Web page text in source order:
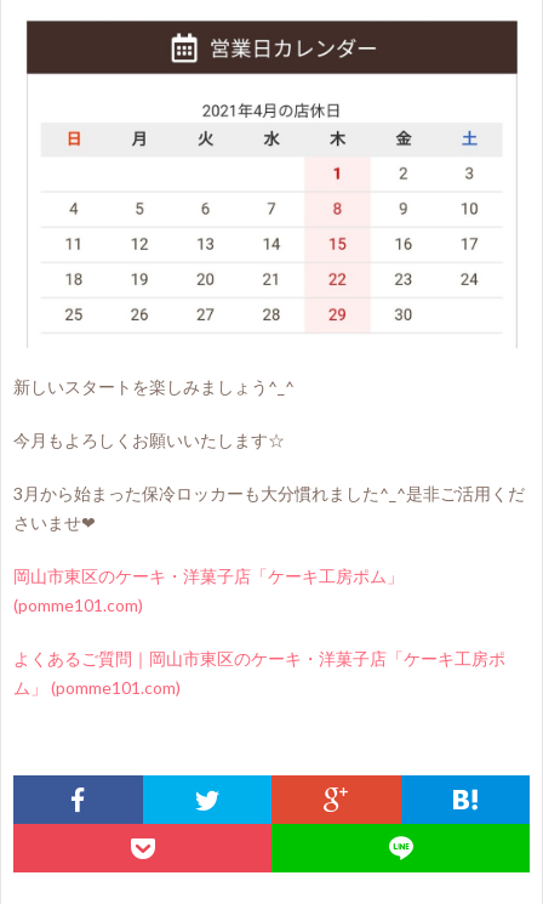
新しいスタートを楽しみましょう^_^
今月もよろしくお願いいたします☆
3月から始まった保冷ロッカーも大分慣れました^_^是非ご活用くだ
さいませ❤
岡山市東区のケーキ・洋菓子店「ケーキ工房ポム」
(pomme101.com)
よくあるご質問｜岡山市東区のケーキ・洋菓子店「ケーキ工房ポ
ム」 (pomme101.com)